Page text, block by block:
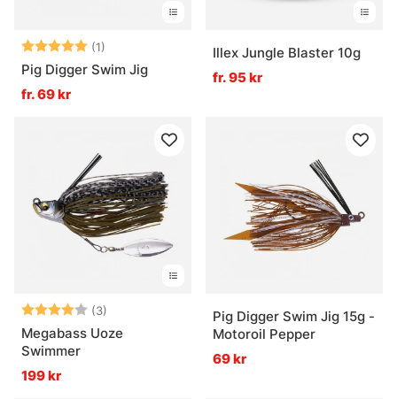
Betyg: (1)
5.0 utav 5 stjärnor
Pig Digger Swim Jig
fr. 69 kr
Illex Jungle Blaster 10g
fr. 95 kr
Betyg: (3)
4.0 utav 5 stjärnor
Megabass Uoze
Swimmer
199 kr
Pig Digger Swim Jig 15g -
Motoroil Pepper
69 kr